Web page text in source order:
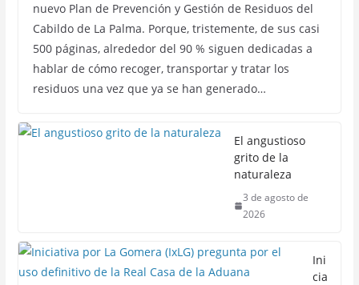
nuevo Plan de Prevención y Gestión de Residuos del
Cabildo de La Palma. Porque, tristemente, de sus casi
500 páginas, alrededor del 90 % siguen dedicadas a
hablar de cómo recoger, transportar y tratar los
residuos una vez que ya se han generado…
El angustioso
grito de la
naturaleza
3 de agosto de
2026
Ini
cia